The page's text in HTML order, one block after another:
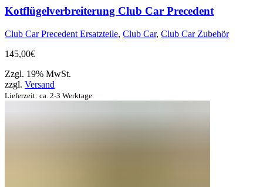
Kotflügelverbreiterung Club Car Precedent
Club Car Precedent Ersatzteile, Club Car, Club Car Zubehör
145,00€
Zzgl. 19% MwSt.
zzgl. Versand
Lieferzeit: ca. 2-3 Werktage